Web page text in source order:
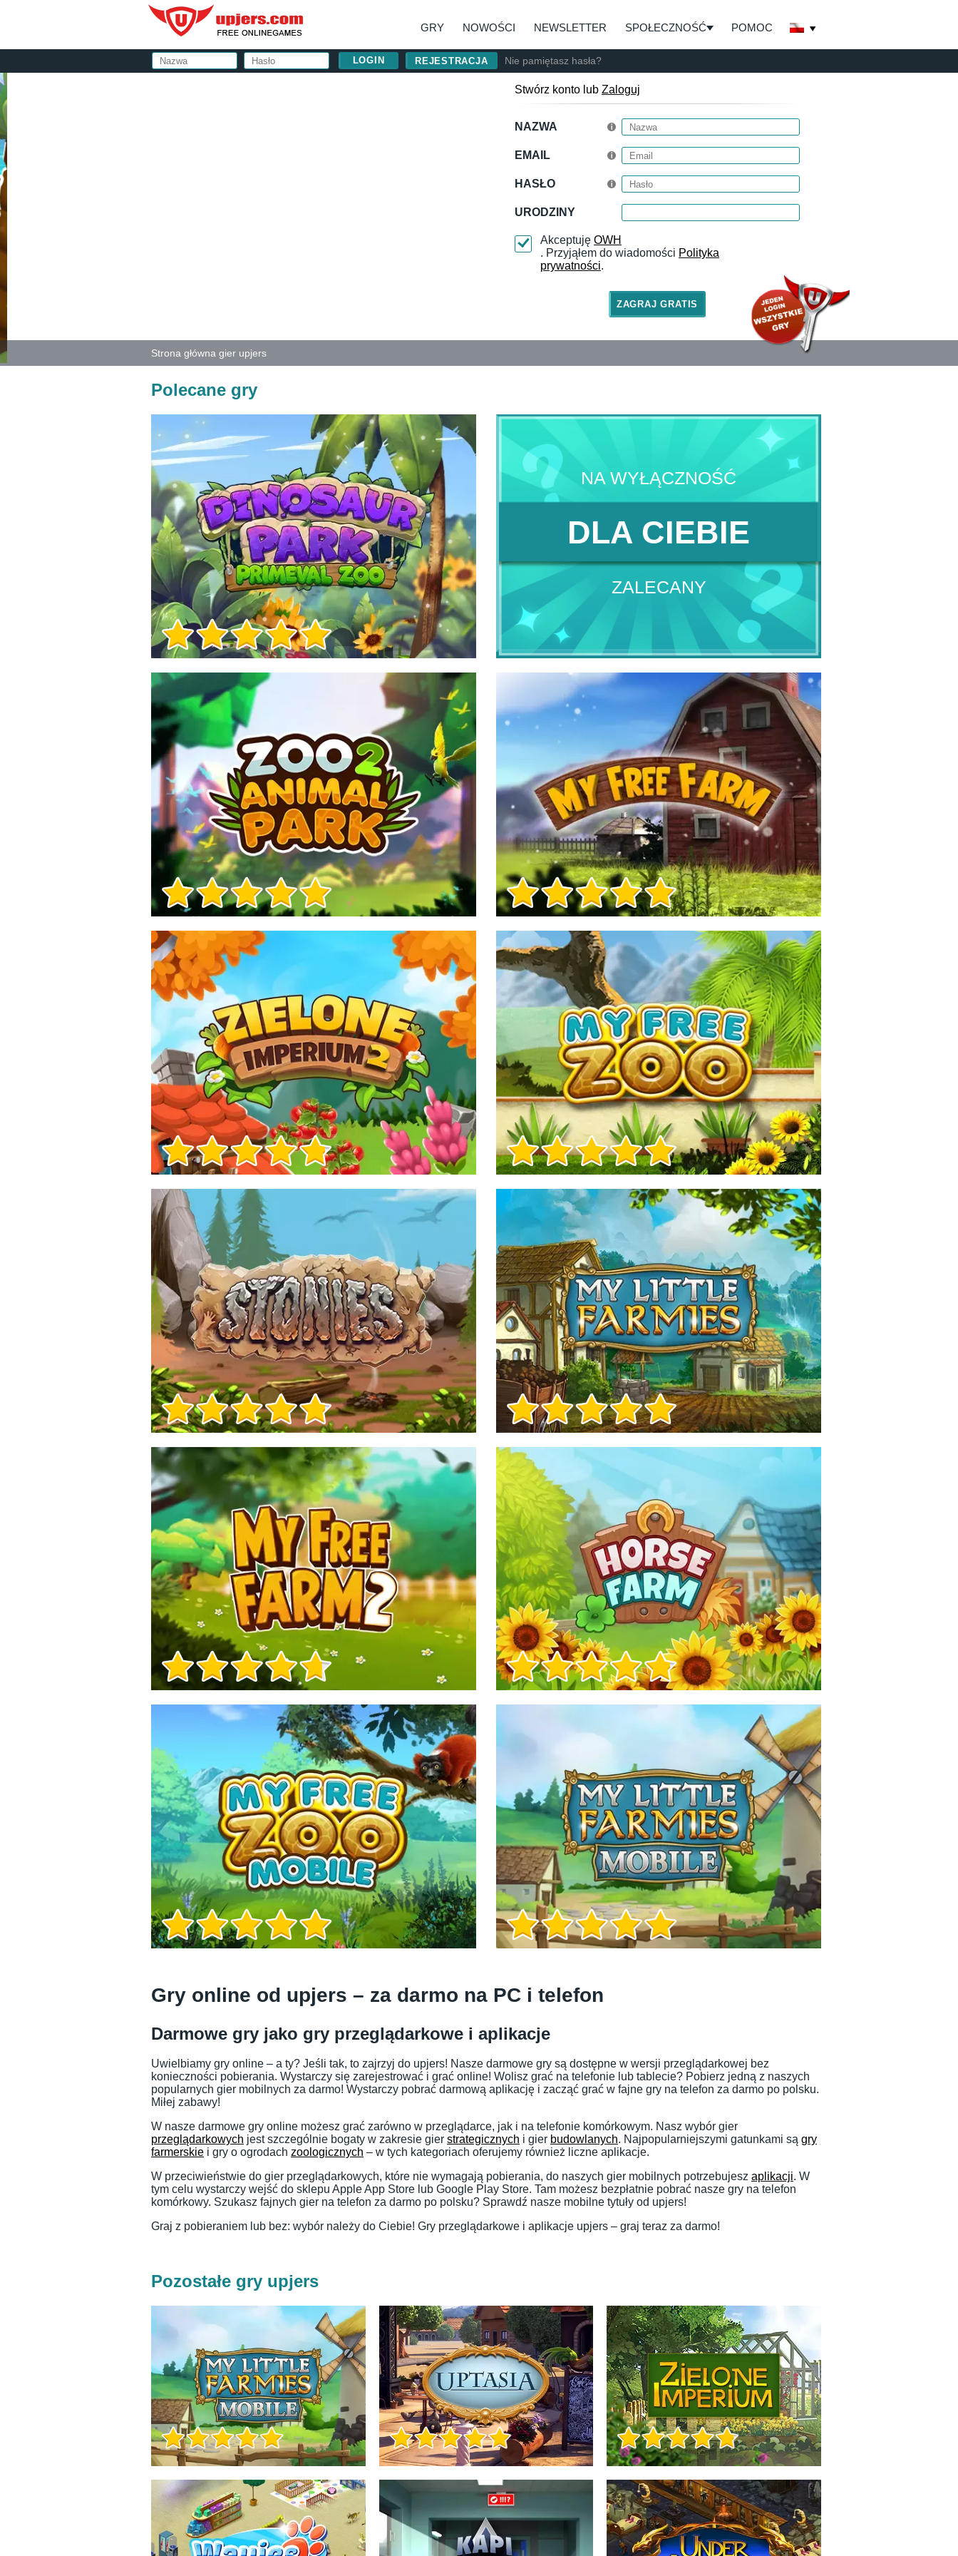
GRY NOWOŚCI NEWSLETTER SPOŁECZNOŚĆ POMOC
REJESTRACJA Nie pamiętasz hasła?
Stwórz konto lub Zaloguj
NAZWA
EMAIL
HASŁO
URODZINY
Akceptuję OWH
. Przyjąłem do wiadomości Polityka
prywatności.
Strona główna gier upjers
Polecane gry
Informacje o grze
NA WYŁĄCZNOŚĆ
DLA CIEBIE
ZALECANY
Informacje o grze
Informacje o grze
Informacje o grze
Informacje o grze
Informacje o grze
Informacje o grze
Informacje o grze Informacje o grze
Informacje o grze Informacje o grze
Gry online od upjers – za darmo na PC i telefon
Darmowe gry jako gry przeglądarkowe i aplikacje
Uwielbiamy gry online – a ty? Jeśli tak, to zajrzyj do upjers! Nasze darmowe gry są dostępne w wersji przeglądarkowej bez
konieczności pobierania. Wystarczy się zarejestrować i grać online! Wolisz grać na telefonie lub tablecie? Pobierz jedną z naszych
popularnych gier mobilnych za darmo! Wystarczy pobrać darmową aplikację i zacząć grać w fajne gry na telefon za darmo po polsku.
Miłej zabawy!
W nasze darmowe gry online możesz grać zarówno w przeglądarce, jak i na telefonie komórkowym. Nasz wybór gier
przeglądarkowych jest szczególnie bogaty w zakresie gier strategicznych i gier budowlanych. Najpopularniejszymi gatunkami są gry
farmerskie i gry o ogrodach zoologicznych – w tych kategoriach oferujemy również liczne aplikacje.
W przeciwieństwie do gier przeglądarkowych, które nie wymagają pobierania, do naszych gier mobilnych potrzebujesz aplikacji. W
tym celu wystarczy wejść do sklepu Apple App Store lub Google Play Store. Tam możesz bezpłatnie pobrać nasze gry na telefon
komórkowy. Szukasz fajnych gier na telefon za darmo po polsku? Sprawdź nasze mobilne tytuły od upjers!
Graj z pobieraniem lub bez: wybór należy do Ciebie! Gry przeglądarkowe i aplikacje upjers – graj teraz za darmo!
Pozostałe gry upjers